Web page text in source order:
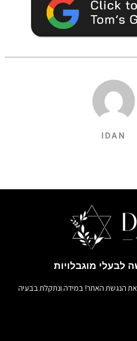
IDAN
לבעלי מוגבלויות
הנגשת האתר! במידה ונתקלת בבעיה